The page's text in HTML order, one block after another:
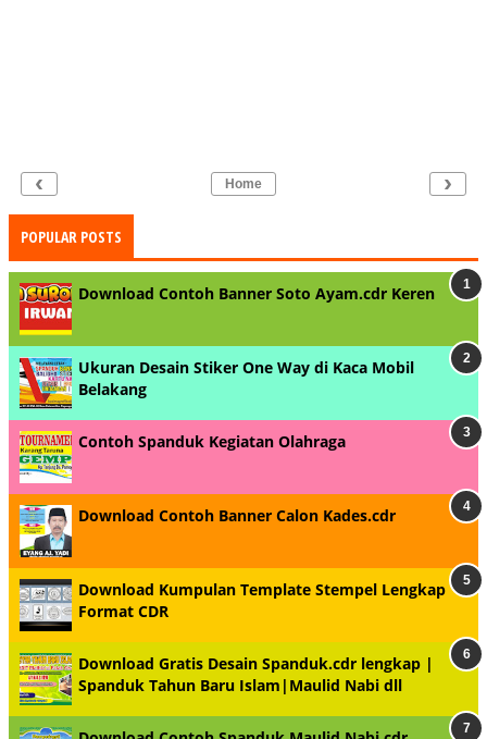
‹ ›
Home
POPULAR POSTS
Download Contoh Banner Soto Ayam.cdr Keren
Ukuran Desain Stiker One Way di Kaca Mobil
Belakang
Contoh Spanduk Kegiatan Olahraga
Download Contoh Banner Calon Kades.cdr
Download Kumpulan Template Stempel Lengkap
Format CDR
Download Gratis Desain Spanduk.cdr lengkap |
Spanduk Tahun Baru Islam|Maulid Nabi dll